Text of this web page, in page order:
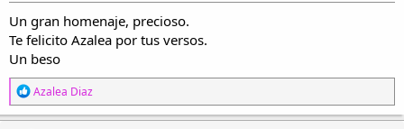
Un gran homenaje, precioso.
Te felicito Azalea por tus versos.
Un beso
R
e
a
Azalea Diaz